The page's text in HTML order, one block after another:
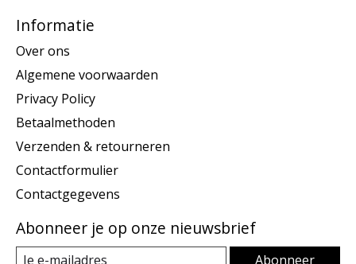
Informatie
Over ons
Algemene voorwaarden
Privacy Policy
Betaalmethoden
Verzenden & retourneren
Contactformulier
Contactgegevens
Abonneer je op onze nieuwsbrief
Abonneer